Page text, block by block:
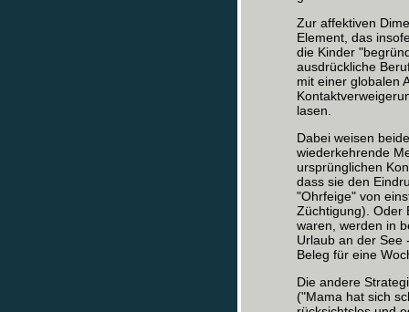
Zur affektiven
Element, das
die Kinder
ausdrückliche
mit einer globalen
lasen.
Dabei weisen
wiederkehrende
ursprünglichen
dass sie den
"Ohrfeige" von
Züchtigung). Oder
waren, werden in
Urlaub an der See
Beleg für eine
Die andere
("Mama hat sich